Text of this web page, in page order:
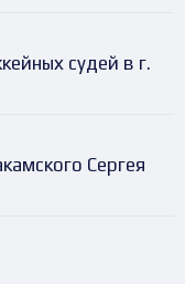
судей в г.
Сергея